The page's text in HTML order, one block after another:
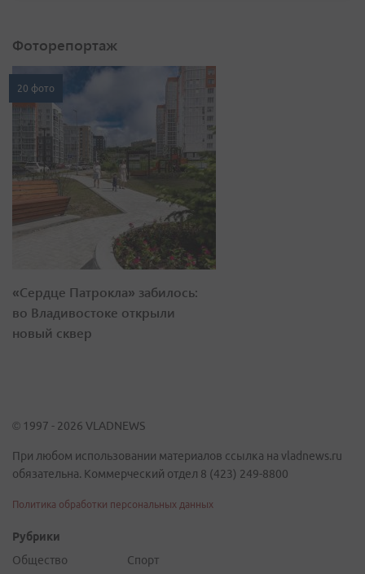
Фоторепортаж
20 фото
«Сердце Патрокла» забилось:
во Владивостоке открыли
новый сквер
© 1997 - 2026 VLADNEWS
При любом использовании материалов ссылка на vladnews.ru
обязательна. Коммерческий отдел 8 (423) 249-8800
Политика обработки персональных данных
Рубрики
Общество
Спорт